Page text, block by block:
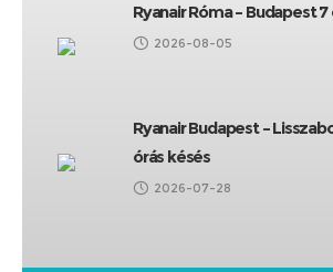
Ryanair Róma – Budapest
2026-08-05
Ryanair Budapest –
órás késés
2026-07-28